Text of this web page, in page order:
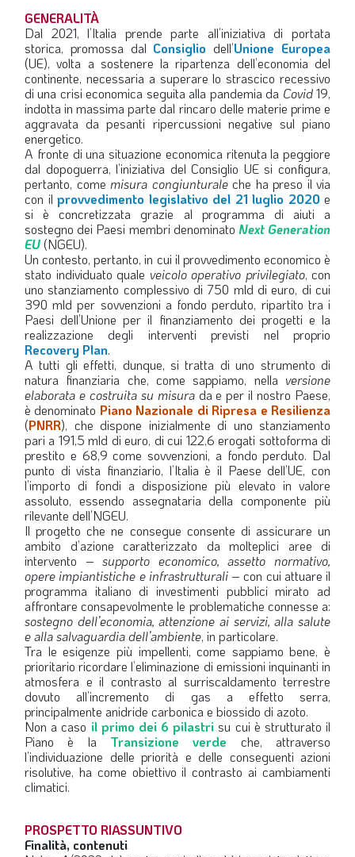
IN QUESTO NUMERO
SCENARIO ECONOMICO
SPAZIO APERTO
GOVERNANCE
FONDAZIONE
ASSOCIAZIONI
LA VIGNETTA DI EVASIO
SPECIALE
CAMBIA NUMERO expand_more
GENERALITÀ
Dal 2021, l’Italia prende parte all’iniziativa di portata
storica, promossa dal Consiglio dell’Unione Europea
(UE), volta a sostenere la ripartenza dell’economia del
continente, necessaria a superare lo strascico recessivo
di una crisi economica seguita alla pandemia da Covid19,
indotta in massima parte dal rincaro delle materie prime e
aggravata da pesanti ripercussioni negative sul piano
energetico.
A fronte di una situazione economica ritenuta la peggiore
dal dopoguerra, l’iniziativa del Consiglio UE si configura,
pertanto, come misura congiunturale che ha preso il via
con il provvedimento legislativo del 21 luglio 2020 e
si è concretizzata grazie al programma di aiuti a
sostegno dei Paesi membri denominato Next Generation
EU(NGEU).
Un contesto, pertanto, in cui il provvedimento economico è
stato individuato quale veicolo operativo privilegiato, con
uno stanziamento complessivo di 750 mld di euro, di cui
390 mld per sovvenzioni a fondo perduto, ripartito tra i
Paesi dell’Unione per il finanziamento dei progetti e la
realizzazione degli interventi previsti nel proprio
Recovery Plan.
A tutti gli effetti, dunque, si tratta di uno strumento di
natura finanziaria che, come sappiamo, nella versione
elaborata e costruita su misura da e per il nostro Paese,
è denominato Piano Nazionale di Ripresa e Resilienza
(PNRR), che dispone inizialmente di uno stanziamento
pari a 191,5 mld di euro, di cui 122,6 erogati sottoforma di
prestito e 68,9 come sovvenzioni, a fondo perduto. Dal
punto di vista finanziario, l’Italia è il Paese dell’UE, con
l’importo di fondi a disposizione più elevato in valore
assoluto, essendo assegnataria della componente più
rilevante dell’NGEU.
Il progetto che ne consegue consente di assicurare un
ambito d’azione caratterizzato da molteplici aree di
intervento –supporto economico, assetto normativo,
opere impiantistiche e infrastrutturali– con cui attuare il
programma italiano di investimenti pubblici mirato ad
affrontare consapevolmente le problematiche connesse a:
sostegno dell’economia, attenzione ai servizi, alla salute
e alla salvaguardia dell’ambiente, in particolare.
Tra le esigenze più impellenti, come sappiamo bene, è
prioritario ricordare l’eliminazione di emissioni inquinanti in
atmosfera e il contrasto al surriscaldamento terrestre
dovuto all’incremento di gas a effetto serra,
principalmente anidride carbonica e biossido di azoto.
Non a caso il primo dei 6 pilastri su cui è strutturato il
Piano è la Transizione verde che, attraverso
l’individuazione delle priorità e delle conseguenti azioni
risolutive, ha come obiettivo il contrasto ai cambiamenti
climatici.
PROSPETTO RIASSUNTIVO
Finalità, contenuti